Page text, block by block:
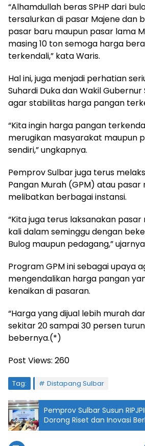
“Alhamdullah beras SPHP dari
tersalurkan di pasar Majene dan
pasar baru maupun pasar lama
masing 10 ton semoga harga
terkendali,” kata Waris.
Hal ini, juga menjadi perhatian
Suhardi Duka dan Wakil Gubernur
agar stabilitas harga pangan
“Kita ingin harga pangan
merugikan masyarakat maupun
sendiri,” ungkapnya.
Pemprov Sulbar juga terus
Pangan Murah (GPM) atau
melibatkan berbagai instansi.
“Kita juga terus laksanakan
kali dalam seminggu dengan
Bulog maupun pedagang,”
Program GPM ini sebagai upaya
mengendalikan harga pangan
kenaikan di pasaran.
“Harga yang dijual lebih murah
sekitar 20 sampai 30 persen
bebernya.(*)
Post Views: 260
Tag: Distapang Sulbar
Pemprov Sulbar Susun